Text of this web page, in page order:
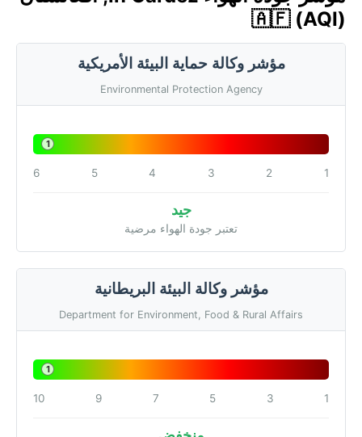
🇦🇫 (AQI)
مؤشر وكالة حماية البيئة الأمريكية
Environmental Protection Agency
1
1
2
3
4
5
6
جيد
تعتبر جودة الهواء مرضية
مؤشر وكالة البيئة البريطانية
Department for Environment, Food & Rural Affairs
1
1
3
5
7
9
10